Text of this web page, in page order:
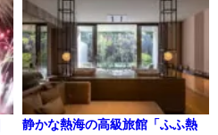
静かな熱海の高級旅館「ふふ熱